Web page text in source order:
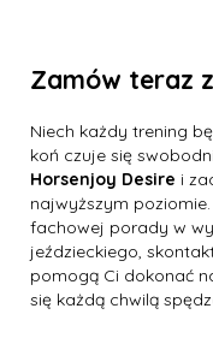
Zamów teraz
Niech każdy trening
koń czuje się
Horsenjoy Desire i
najwyższym
fachowej porady w
jeździeckiego,
pomogą Ci dokonać
się każdą chwilą